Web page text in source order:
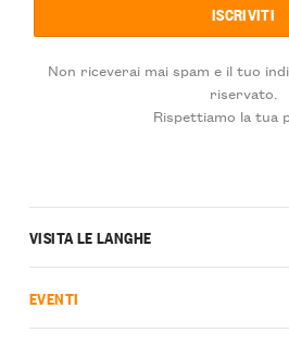
Non riceverai mai spam e il tuo
riservato.
Rispettiamo la tua
VISITA LE LANGHE
EVENTI